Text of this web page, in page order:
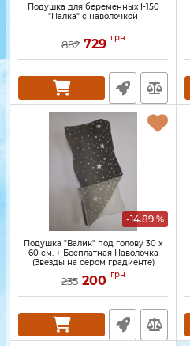
Подушка для беременных I-150
"Палка" с наволочкой
882 729 грн
-14.89 %
Подушка "Валик" под голову 30 x
60 см. + Бесплатная Наволочка
(Звезды на сером градиенте)
235 200 грн